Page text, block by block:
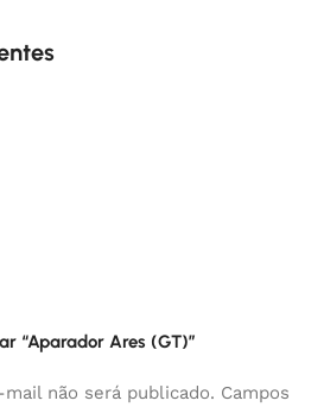
“Aparador Ares (GT)”
não será publicado. Campos